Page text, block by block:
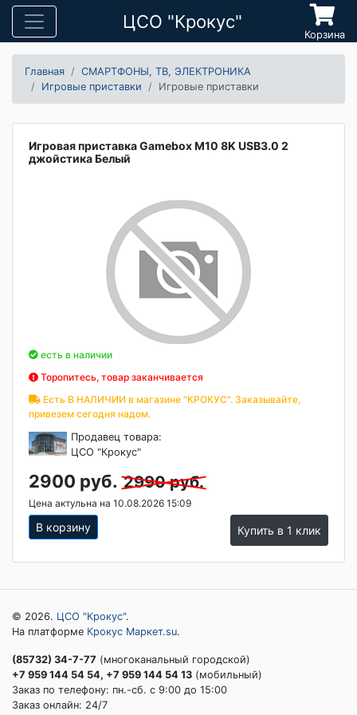
ЦСО "Крокус"
Корзина
Главная
СМАРТФОНЫ, ТВ, ЭЛЕКТРОНИКА
Игровые приставки
Игровые приставки
Игровая приставка Gamebox M10 8K USB3.0 2
джойстика Белый
есть в наличии
Торопитесь, товар заканчивается
Есть В НАЛИЧИИ в магазине "КРОКУС". Заказывайте,
привезем сегодня надом.
Продавец товара:
ЦСО "Крокус"
2900 руб. 2990 руб.
Цена актульна на 10.08.2026 15:09
В корзину Купить в 1 клик
© 2026. ЦСО "Крокус".
На платформе Крокус Маркет.su.
(85732) 34-7-77 (многоканальный городской)
+7 959 144 54 54, +7 959 144 54 13 (мобильный)
Заказ по телефону: пн.-сб. c 9:00 до 15:00
Заказ онлайн: 24/7